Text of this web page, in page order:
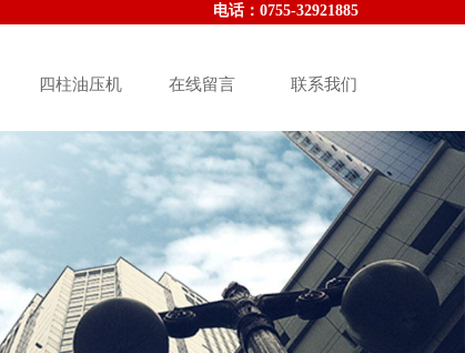
电话： 0755-32921885
电话：010-000-000000
四柱油压机 在线留言 联系我们